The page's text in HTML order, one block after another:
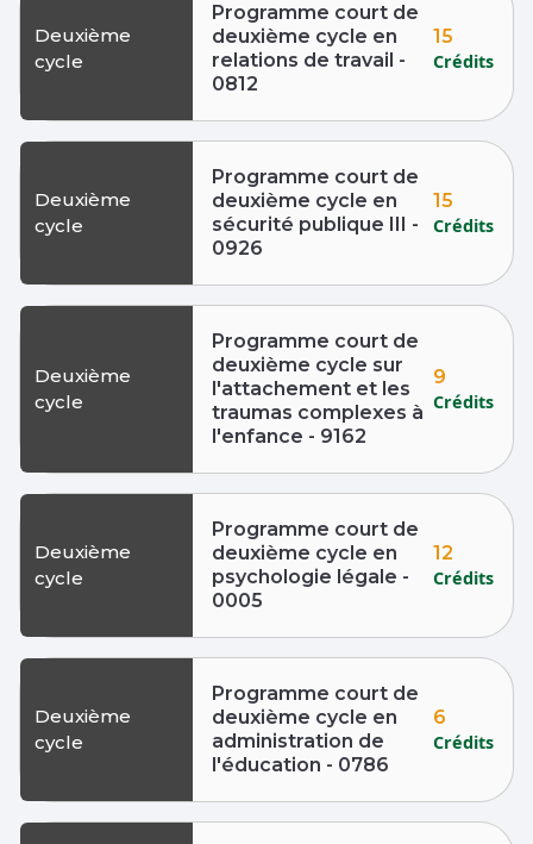
Deuxième
cycle
Programme court de
deuxième cycle en
relations de travail -
0812
15
Crédits
Deuxième
cycle
Programme court de
deuxième cycle en
sécurité publique III -
0926
15
Crédits
Deuxième
cycle
Programme court de
deuxième cycle sur
l'attachement et les
traumas complexes à
l'enfance - 9162
9
Crédits
Deuxième
cycle
Programme court de
deuxième cycle en
psychologie légale -
0005
12
Crédits
Deuxième
cycle
Programme court de
deuxième cycle en
administration de
l'éducation - 0786
6
Crédits